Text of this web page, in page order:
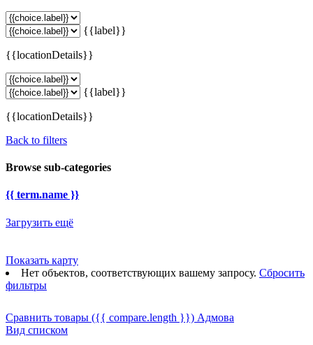
{{label}}
{{locationDetails}}
{{label}}
{{locationDetails}}
Back to filters
Browse sub-categories
{{ term.name }}
Загрузить ещё
Показать карту
Нет объектов, соответствующих вашему запросу. Сбросить
фильтры
Сравнить товары ({{ compare.length }}) Адмова
Вид списком